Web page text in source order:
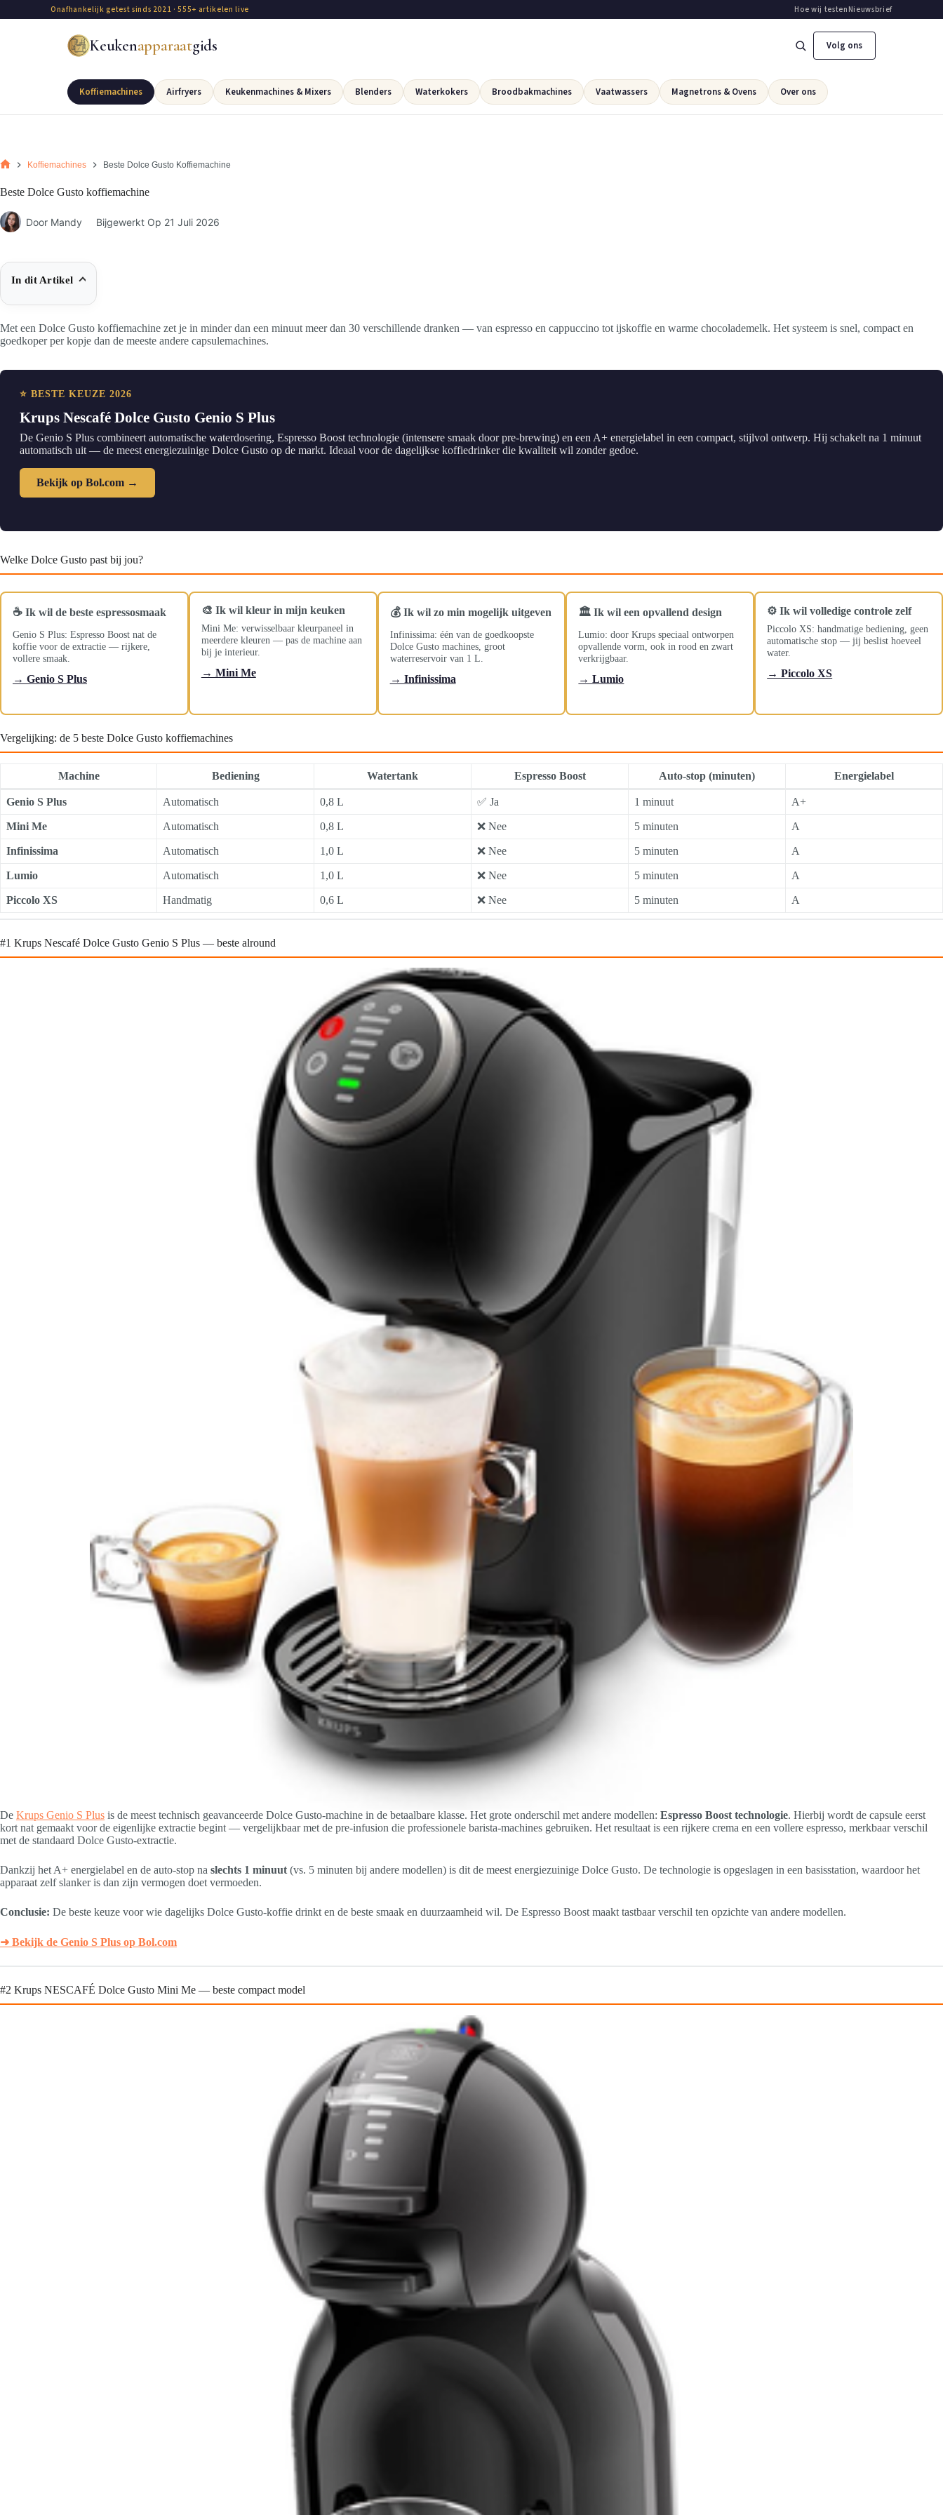
Onafhankelijk getest sinds 2021 · 555+ artikelen live Hoe wij testenNieuwsbrief
Keukenapparaatgids Volg ons
Koffiemachines Airfryers Keukenmachines & Mixers Blenders Waterkokers Broodbakmachines Vaatwassers Magnetrons & Ovens Over ons
Koffiemachines Beste Dolce Gusto Koffiemachine
Beste Dolce Gusto koffiemachine
Door Mandy Bijgewerkt Op 21 Juli 2026
In dit Artikel
Met een Dolce Gusto koffiemachine zet je in minder dan een minuut meer dan 30 verschillende dranken — van espresso en cappuccino tot ijskoffie en warme chocolademelk. Het systeem is snel, compact en
goedkoper per kopje dan de meeste andere capsulemachines.
⭐ BESTE KEUZE 2026
Krups Nescafé Dolce Gusto Genio S Plus
De Genio S Plus combineert automatische waterdosering, Espresso Boost technologie (intensere smaak door pre-brewing) en een A+ energielabel in een compact, stijlvol ontwerp. Hij schakelt na 1 minuut
automatisch uit — de meest energiezuinige Dolce Gusto op de markt. Ideaal voor de dagelijkse koffiedrinker die kwaliteit wil zonder gedoe.
Bekijk op Bol.com →
Welke Dolce Gusto past bij jou?
☕ Ik wil de beste espressosmaak
Genio S Plus: Espresso Boost nat de
koffie voor de extractie — rijkere,
vollere smaak.
→ Genio S Plus
🎨 Ik wil kleur in mijn keuken
Mini Me: verwisselbaar kleurpaneel in
meerdere kleuren — pas de machine aan
bij je interieur.
→ Mini Me
💰 Ik wil zo min mogelijk uitgeven
Infinissima: één van de goedkoopste
Dolce Gusto machines, groot
waterreservoir van 1 L.
→ Infinissima
🏛️ Ik wil een opvallend design
Lumio: door Krups speciaal ontworpen
opvallende vorm, ook in rood en zwart
verkrijgbaar.
→ Lumio
⚙️ Ik wil volledige controle zelf
Piccolo XS: handmatige bediening, geen
automatische stop — jij beslist hoeveel
water.
→ Piccolo XS
Vergelijking: de 5 beste Dolce Gusto koffiemachines
Machine Bediening Watertank Espresso Boost Auto-stop (minuten) Energielabel
Genio S Plus Automatisch 0,8 L ✅ Ja 1 minuut A+
Mini Me Automatisch 0,8 L ❌ Nee 5 minuten A
Infinissima Automatisch 1,0 L ❌ Nee 5 minuten A
Lumio Automatisch 1,0 L ❌ Nee 5 minuten A
Piccolo XS Handmatig 0,6 L ❌ Nee 5 minuten A
#1 Krups Nescafé Dolce Gusto Genio S Plus — beste alround
De Krups Genio S Plus is de meest technisch geavanceerde Dolce Gusto-machine in de betaalbare klasse. Het grote onderschil met andere modellen: Espresso Boost technologie. Hierbij wordt de capsule eerst
kort nat gemaakt voor de eigenlijke extractie begint — vergelijkbaar met de pre-infusion die professionele barista-machines gebruiken. Het resultaat is een rijkere crema en een vollere espresso, merkbaar verschil
met de standaard Dolce Gusto-extractie.
Dankzij het A+ energielabel en de auto-stop na slechts 1 minuut(vs. 5 minuten bij andere modellen) is dit de meest energiezuinige Dolce Gusto. De technologie is opgeslagen in een basisstation, waardoor het
apparaat zelf slanker is dan zijn vermogen doet vermoeden.
Conclusie: De beste keuze voor wie dagelijks Dolce Gusto-koffie drinkt en de beste smaak en duurzaamheid wil. De Espresso Boost maakt tastbaar verschil ten opzichte van andere modellen.
➜ Bekijk de Genio S Plus op Bol.com
#2 Krups NESCAFÉ Dolce Gusto Mini Me — beste compact model